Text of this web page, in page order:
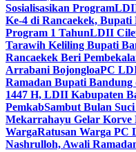
Sosialisasikan Program
Ke-4 di Rancaekek,
Program 1 TahunLDII
Tarawih Keliling Bupati
Rancaekek Beri
Arrabani BojongloaPC
Ramadan Bupati Bandung
1447 H, LDII Kabupaten
PemkabSambut Bulan
Mekarrahayu Gelar Korve
WargaRatusan Warga PC
Nashrulloh, Awali